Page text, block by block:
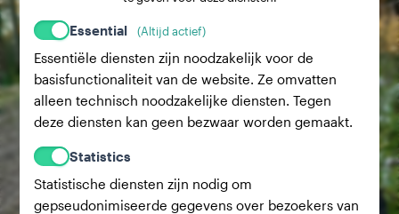
Essential (Altijd actief)
Essentiële diensten zijn noodzakelijk voor de
basisfunctionaliteit van de website. Ze omvatten
alleen technisch noodzakelijke diensten. Tegen
deze diensten kan geen bezwaar worden gemaakt.
Statistics
Statistische diensten zijn nodig om
gepseudonimiseerde gegevens over bezoekers van